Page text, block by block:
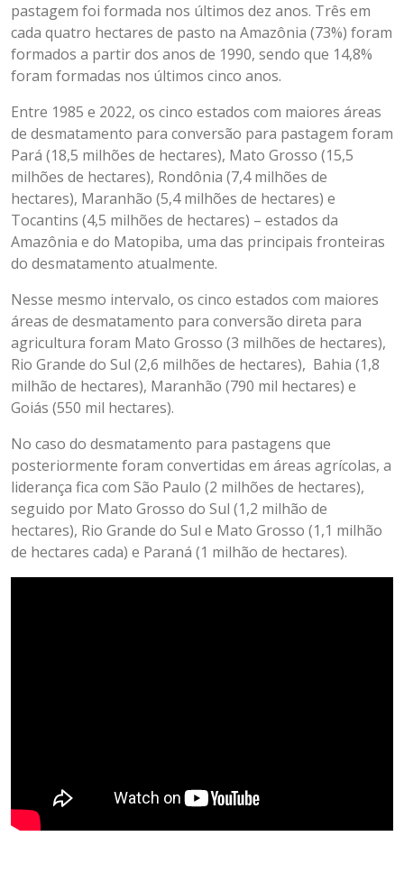
pastagem foi formada nos últimos dez anos. Três em
cada quatro hectares de pasto na Amazônia (73%) foram
formados a partir dos anos de 1990, sendo que 14,8%
foram formadas nos últimos cinco anos.
Entre 1985 e 2022, os cinco estados com maiores áreas
de desmatamento para conversão para pastagem foram
Pará (18,5 milhões de hectares), Mato Grosso (15,5
milhões de hectares), Rondônia (7,4 milhões de
hectares), Maranhão (5,4 milhões de hectares) e
Tocantins (4,5 milhões de hectares) – estados da
Amazônia e do Matopiba, uma das principais fronteiras
do desmatamento atualmente.
Nesse mesmo intervalo, os cinco estados com maiores
áreas de desmatamento para conversão direta para
agricultura foram Mato Grosso (3 milhões de hectares),
Rio Grande do Sul (2,6 milhões de hectares), Bahia (1,8
milhão de hectares), Maranhão (790 mil hectares) e
Goiás (550 mil hectares).
No caso do desmatamento para pastagens que
posteriormente foram convertidas em áreas agrícolas, a
liderança fica com São Paulo (2 milhões de hectares),
seguido por Mato Grosso do Sul (1,2 milhão de
hectares), Rio Grande do Sul e Mato Grosso (1,1 milhão
de hectares cada) e Paraná (1 milhão de hectares).